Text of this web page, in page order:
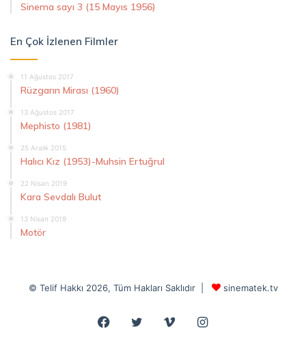
Sinema sayı 3 (15 Mayıs 1956)
En Çok İzlenen Filmler
11 Ağustos 2017
Rüzgarın Mirası (1960)
13 Ağustos 2017
Mephisto (1981)
25 Aralık 2015
Halıcı Kız (1953)-Muhsin Ertuğrul
22 Nisan 2019
Kara Sevdalı Bulut
13 Nisan 2019
Motör
© Telif Hakkı 2026, Tüm Hakları Saklıdır | sinematek.tv
Facebook
Twitter VimeoInstagram